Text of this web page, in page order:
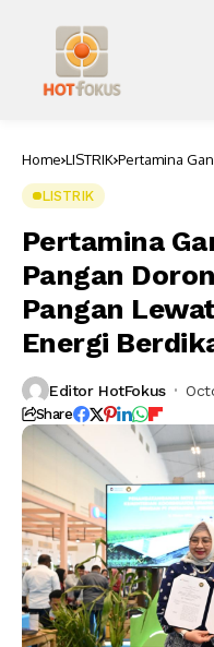
Home LISTRIK Pertamina
LISTRIK
Pertamina
Pangan
Pangan
Energi
Editor HotFokus
Share